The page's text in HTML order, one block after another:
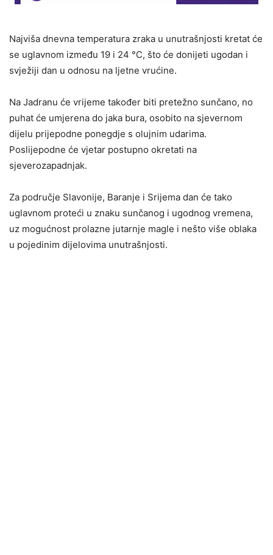
Najviša dnevna temperatura zraka u unutrašnjosti kretat će
se uglavnom između 19 i 24 °C, što će donijeti ugodan i
svježiji dan u odnosu na ljetne vrućine.
Na Jadranu će vrijeme također biti pretežno sunčano, no
puhat će umjerena do jaka bura, osobito na sjevernom
dijelu prijepodne ponegdje s olujnim udarima.
Poslijepodne će vjetar postupno okretati na
sjeverozapadnjak.
Za područje Slavonije, Baranje i Srijema dan će tako
uglavnom proteći u znaku sunčanog i ugodnog vremena,
uz mogućnost prolazne jutarnje magle i nešto više oblaka
u pojedinim dijelovima unutrašnjosti.